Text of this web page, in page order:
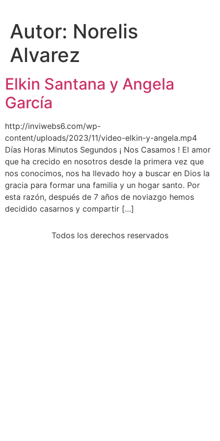
Autor: Norelis
Alvarez
Elkin Santana y Angela
García
http://inviwebs6.com/wp-
content/uploads/2023/11/video-elkin-y-angela.mp4
Días Horas Minutos Segundos ¡ Nos Casamos ! El amor
que ha crecido en nosotros desde la primera vez que
nos conocimos, nos ha llevado hoy a buscar en Dios la
gracia para formar una familia y un hogar santo. Por
esta razón, después de 7 años de noviazgo hemos
decidido casarnos y compartir […]
Todos los derechos reservados